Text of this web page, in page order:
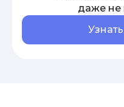
даже не